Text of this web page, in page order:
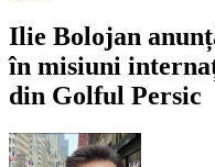
Ilie Bolojan
în misiuni
din Golful Persic